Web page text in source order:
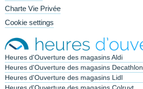
Charte Vie Privée
Cookie settings
Heures d'Ouverture des magasins Aldi
Heures d'Ouverture des magasins Decathlon
Heures d'Ouverture des magasins Lidl